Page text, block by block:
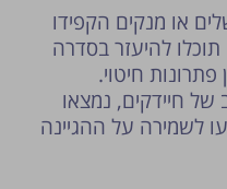
או מנקים הקפידו
להיעזר בסדרה
פתרונות חיטוי.
של חיידקים, נמצאו
לשמירה על ההגיינה